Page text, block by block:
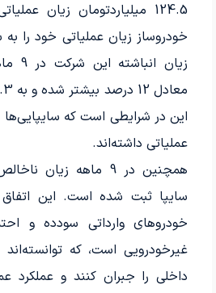
124.5‌ میلیارد‌تومان زیان
خودروساز زیان عملیاتی خود را
این در شرایطی است که
عملیاتی داشته‌اند.
همچنین در 9 ماهه
سایپا ثبت شده‌ است. این
خودروهای وارداتی سودده و
غیرخودرویی است، که
داخلی را جبران کنند و عملکرد